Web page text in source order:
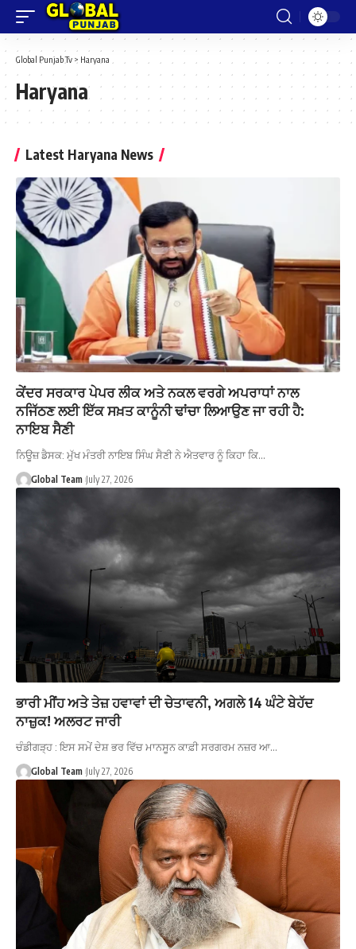
Global Punjab Tv > Haryana
Haryana
Latest Haryana News
ਕੇਂਦਰ ਸਰਕਾਰ ਪੇਪਰ ਲੀਕ ਅਤੇ ਨਕਲ ਵਰਗੇ ਅਪਰਾਧਾਂ ਨਾਲ
ਨਜਿੱਠਣ ਲਈ ਇੱਕ ਸਖ਼ਤ ਕਾਨੂੰਨੀ ਢਾਂਚਾ ਲਿਆਉਣ ਜਾ ਰਹੀ ਹੈ:
ਨਾਇਬ ਸੈਣੀ
ਨਿਊਜ਼ ਡੈਸਕ: ਮੁੱਖ ਮੰਤਰੀ ਨਾਇਬ ਸਿੰਘ ਸੈਣੀ ਨੇ ਐਤਵਾਰ ਨੂੰ ਕਿਹਾ ਕਿ…
Global Team July 27, 2026
ਭਾਰੀ ਮੀਂਹ ਅਤੇ ਤੇਜ਼ ਹਵਾਵਾਂ ਦੀ ਚੇਤਾਵਨੀ, ਅਗਲੇ 14 ਘੰਟੇ ਬੇਹੱਦ
ਨਾਜ਼ੁਕ! ਅਲਰਟ ਜਾਰੀ
ਚੰਡੀਗੜ੍ਹ : ਇਸ ਸਮੇਂ ਦੇਸ਼ ਭਰ ਵਿੱਚ ਮਾਨਸੂਨ ਕਾਫ਼ੀ ਸਰਗਰਮ ਨਜ਼ਰ ਆ…
Global Team July 27, 2026